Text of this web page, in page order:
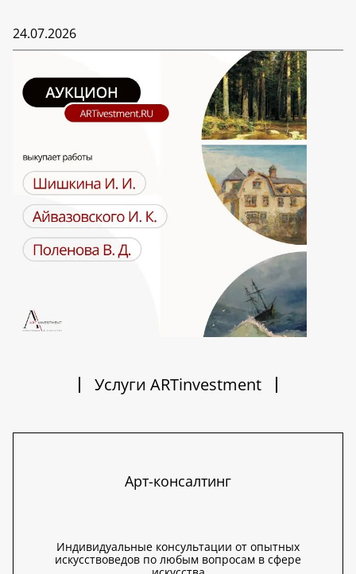
24.07.2026
Услуги ARTinvestment
Арт-консалтинг
Индивидуальные консультации от опытных
искусствоведов по любым вопросам в сфере